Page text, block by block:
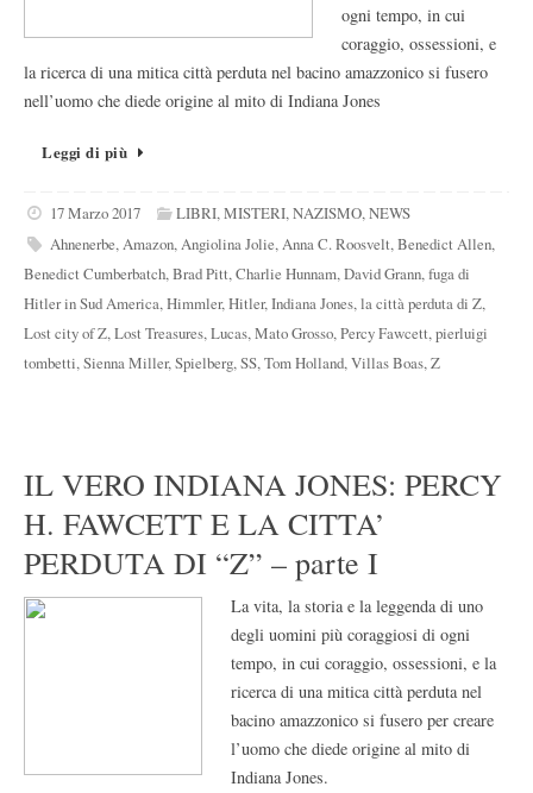
ogni tempo, in cui
coraggio, ossessioni, e
la ricerca di una mitica città perduta nel bacino amazzonico si fusero
nell’uomo che diede origine al mito di Indiana Jones
Leggi di più
17 Marzo 2017 LIBRI,MISTERI,NAZISMO,NEWS
Ahnenerbe,Amazon,Angiolina Jolie,Anna C. Roosvelt,Benedict Allen,
Benedict Cumberbatch,Brad Pitt,Charlie Hunnam,David Grann,fuga di
Hitler in Sud America,Himmler,Hitler,Indiana Jones,la città perduta di Z,
Lost city of Z,Lost Treasures,Lucas,Mato Grosso,Percy Fawcett,pierluigi
tombetti,Sienna Miller,Spielberg,SS,Tom Holland,Villas Boas,Z
IL VERO INDIANA JONES: PERCY
H. FAWCETT E LA CITTA’
PERDUTA DI “Z” – parte I
La vita, la storia e la leggenda di uno
degli uomini più coraggiosi di ogni
tempo, in cui coraggio, ossessioni, e la
ricerca di una mitica città perduta nel
bacino amazzonico si fusero per creare
l’uomo che diede origine al mito di
Indiana Jones.